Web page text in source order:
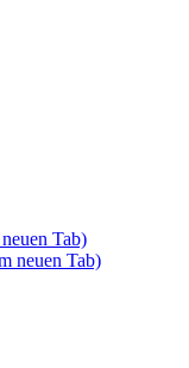
Tab)
neuen Tab)